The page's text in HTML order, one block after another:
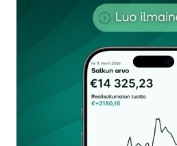
rekisteröityä